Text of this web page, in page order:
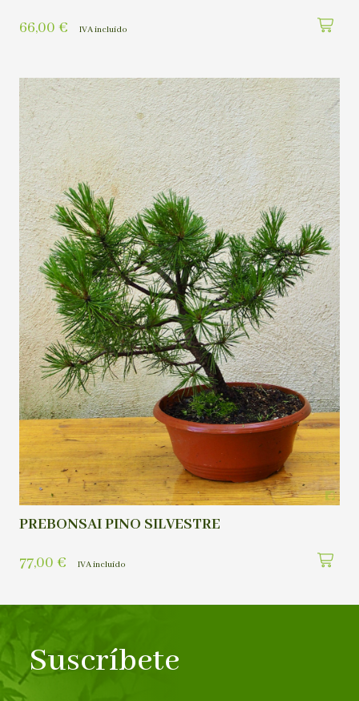
66,00 € IVA incluído
PREBONSAI PINO SILVESTRE
77,00 € IVA incluído
Suscríbete